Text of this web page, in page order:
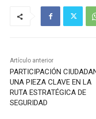
Artículo anterior
PARTICIPACIÓN
UNA PIEZA CLAVE EN LA
RUTA ESTRATÉGICA DE
SEGURIDAD